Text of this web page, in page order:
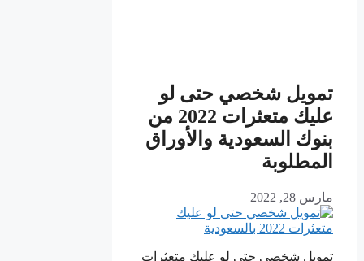
تمويل شخصي حتى لو
عليك متعثرات 2022 من
بنوك السعودية والأوراق
المطلوبة
مارس 28, 2022
تمويل شخصي حتى لو عليك متعثرات